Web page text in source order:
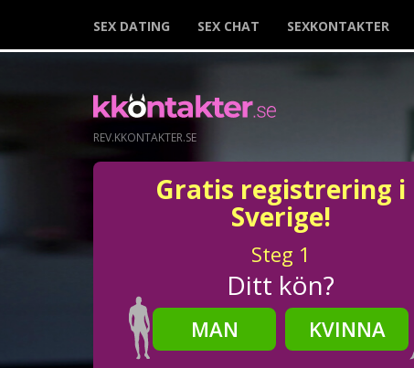
SEX DATING SEX CHAT SEXKONTAKTER
REV.KKONTAKTER.SE
Gratis registrering i
Sverige!
Steg 1
Ditt kön?
MAN
KVINNA